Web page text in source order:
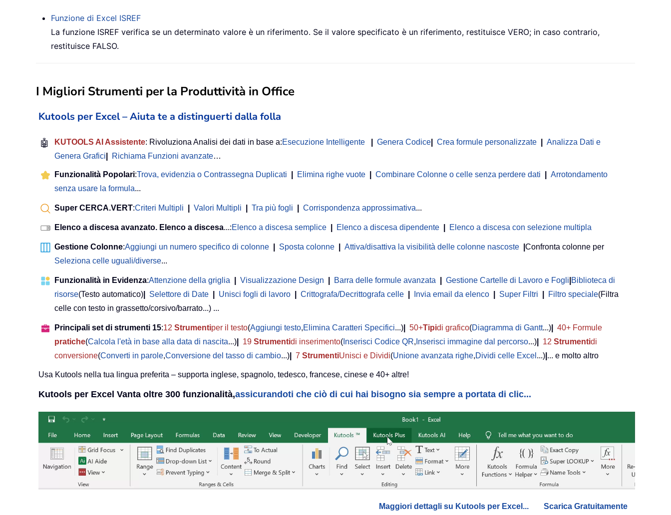
Funzione di Excel ISREF
La funzione ISREF verifica se un determinato valore è un riferimento. Se il valore specificato è un riferimento, restituisce VERO; in caso contrario,
restituisce FALSO.
I Migliori Strumenti per la Produttività in Office
Kutools per Excel – Aiuta te a distinguerti dalla folla
🤖 KUTOOLS AI Assistente: Rivoluziona Analisi dei dati in base a:Esecuzione Intelligente Genera Codice Crea formule personalizzate
Analizza Dati e
Genera Grafici
Richiama Funzioni avanzate…
Funzionalità Popolari:Trova, evidenzia o Contrassegna Duplicati Elimina righe vuote Combinare Colonne o celle senza perdere dati
Arrotondamento
senza usare la formula...
Super CERCA.VERT:Criteri Multipli Valori Multipli Tra più fogli Corrispondenza approssimativa...
Elenco a discesa avanzato. Elenco a discesa...:Elenco a discesa semplice Elenco a discesa dipendente Elenco a discesa con selezione multipla
Gestione Colonne:Aggiungi un numero specifico di colonne Sposta colonne Attiva/disattiva la visibilità delle colonne nascoste
Confronta colonne per
Seleziona celle uguali/diverse...
Funzionalità in Evidenza:Attenzione della griglia Visualizzazione Design Barra delle formule avanzata Gestione Cartelle di Lavoro e Fogli Biblioteca di
risorse(Testo automatico) Selettore di Date Unisci fogli di lavoro Crittografa/Decrittografa celle Invia email da elenco Super Filtri Filtro speciale(Filtra
celle con testo in grassetto/corsivo/barrato...) ...
Principali set di strumenti 15:12 Strumentiper il testo(Aggiungi testo,Elimina Caratteri Specifici...) 50+Tipidi grafico(Diagramma di Gantt...)
40+ Formule
pratiche(Calcola l'età in base alla data di nascita...) 19 Strumentidi inserimento( Inserisci Codice QR, Inserisci immagine dal percorso...) 12 Strumentidi
conversione(Converti in parole,Conversione del tasso di cambio...) 7 StrumentiUnisci e Dividi(Unione avanzata righe,Dividi celle Excel ...) ... e molto altro
Usa Kutools nella tua lingua preferita – supporta inglese, spagnolo, tedesco, francese, cinese e 40+ altre!
Kutools per Excel Vanta oltre 300 funzionalità,assicurandoti che ciò di cui hai bisogno sia sempre a portata di clic...
Maggiori dettagli su Kutools per Excel... Scarica Gratuitamente